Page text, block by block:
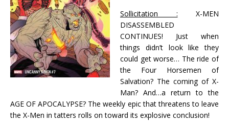
Sollicitation : X-MEN
DISASSEMBLED
CONTINUES! Just when
things didn’t look like they
could get worse… The ride of
the Four Horsemen of
Salvation? The coming of X-
Man? And…a return to the
AGE OF APOCALYPSE? The weekly epic that threatens to leave
the X-Men in tatters rolls on toward its explosive conclusion!